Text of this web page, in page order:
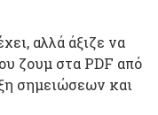
αλλά άξιζε να
ζουμ στα PDF από
σημειώσεων και